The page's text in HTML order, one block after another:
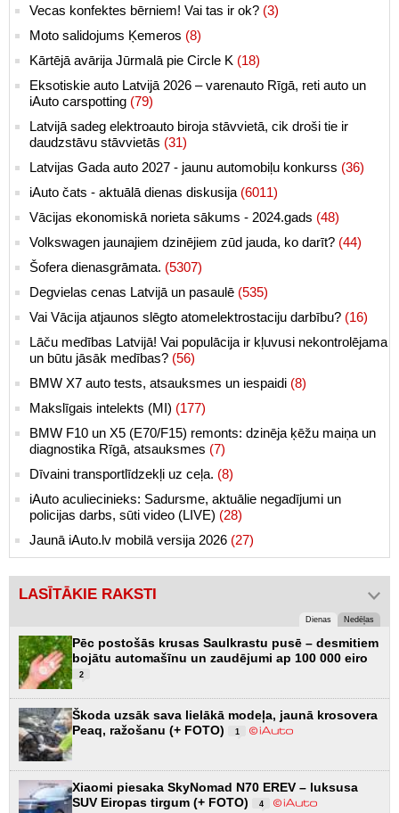
Vecas konfektes bērniem! Vai tas ir ok? (3)
Moto salidojums Ķemeros (8)
Kārtējā avārija Jūrmalā pie Circle K (18)
Eksotiskie auto Latvijā 2026 – varenauto Rīgā, reti auto un
iAuto carspotting (79)
Latvijā sadeg elektroauto biroja stāvvietā, cik droši tie ir
daudzstāvu stāvvietās (31)
Latvijas Gada auto 2027 - jaunu automobiļu konkurss (36)
iAuto čats - aktuālā dienas diskusija (6011)
Vācijas ekonomiskā norieta sākums - 2024.gads (48)
Volkswagen jaunajiem dzinējiem zūd jauda, ko darīt? (44)
Šofera dienasgrāmata. (5307)
Degvielas cenas Latvijā un pasaulē (535)
Vai Vācija atjaunos slēgto atomelektrostaciju darbību? (16)
Lāču medības Latvijā! Vai populācija ir kļuvusi nekontrolējama
un būtu jāsāk medības? (56)
BMW X7 auto tests, atsauksmes un iespaidi (8)
Makslīgais intelekts (MI) (177)
BMW F10 un X5 (E70/F15) remonts: dzinēja ķēžu maiņa un
diagnostika Rīgā, atsauksmes (7)
Dīvaini transportlīdzekļi uz ceļa. (8)
iAuto aculiecinieks: Sadursme, aktuālie negadījumi un
policijas darbs, sūti video (LIVE) (28)
Jaunā iAuto.lv mobilā versija 2026 (27)
LASĪTĀKIE RAKSTI
Dienas Nedēļas
Pēc postošās krusas Saulkrastu pusē – desmitiem
bojātu automašīnu un zaudējumi ap 100 000 eiro
2
Škoda uzsāk sava lielākā modeļa, jaunā krosovera
Peaq, ražošanu (+ FOTO)
1
Xiaomi piesaka SkyNomad N70 EREV – luksusa
SUV Eiropas tirgum (+ FOTO)
4